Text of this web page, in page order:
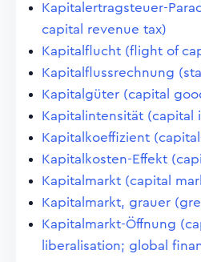
Kapitalertragsteuer-
capital revenue tax)
Kapitalflucht (flight of
Kapitalflussrechnung
Kapitalgüter (capital
Kapitalintensität (capital
Kapitalkoeffizient
Kapitalkosten-Effekt
Kapitalmarkt (capital
Kapitalmarkt, grauer
Kapitalmarkt-Öffnung
liberalisation; global